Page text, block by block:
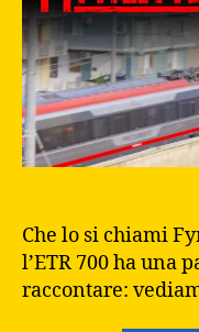
Che lo si chiami
l’ETR 700 ha una
raccontare: